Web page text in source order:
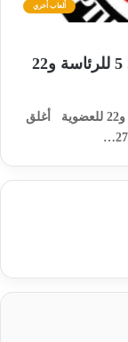
ألعاب أخري
27 مرشحا في انتخابات اتحاد الدراجات.. 5 للرئاسة و22
27 مرشحا في انتخابات اتحاد الدراجات.. 5 للرئاسة و22 للعضوية أغلق